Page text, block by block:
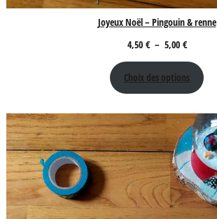
Joyeux Noël – Pingouin & renne
4,50 € – 5,00 €Plage
de
prix :
4,50 €
à
5,00 €
Choix des options